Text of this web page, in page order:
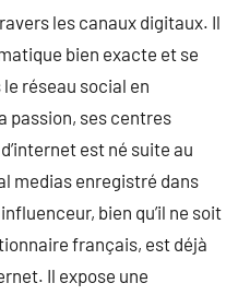
les canaux digitaux. Il
bien exacte et se
réseau social en
passion, ses centres
est né suite au
medias enregistré dans
bien qu’il ne soit
français, est déjà
Il expose une